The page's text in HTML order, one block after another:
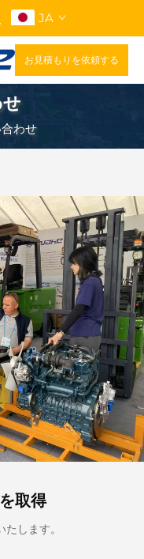
JA
お見積もりを依頼する
わせ
取得
します。